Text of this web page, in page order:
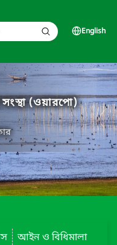
English
(ওয়ারপো)
আইন ও বিধিমালা